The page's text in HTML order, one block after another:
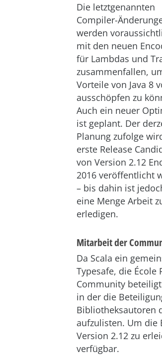
Die letztgenannten
Compiler-
werden
mit den neuen
für Lambdas und
zusammenfallen,
Vorteile von Java 8
ausschöpfen zu
Auch ein neuer
ist geplant. Der
Planung zufolge
erste Release
von Version 2.12
2016 veröffentlicht
– bis dahin ist
eine Menge Arbeit
erledigen.
Mitarbeit der
Da Scala ein
Typesafe, die École
Community
in der die
Bibliotheksautoren
aufzulisten. Um die
Version 2.12 zu
verfügbar.